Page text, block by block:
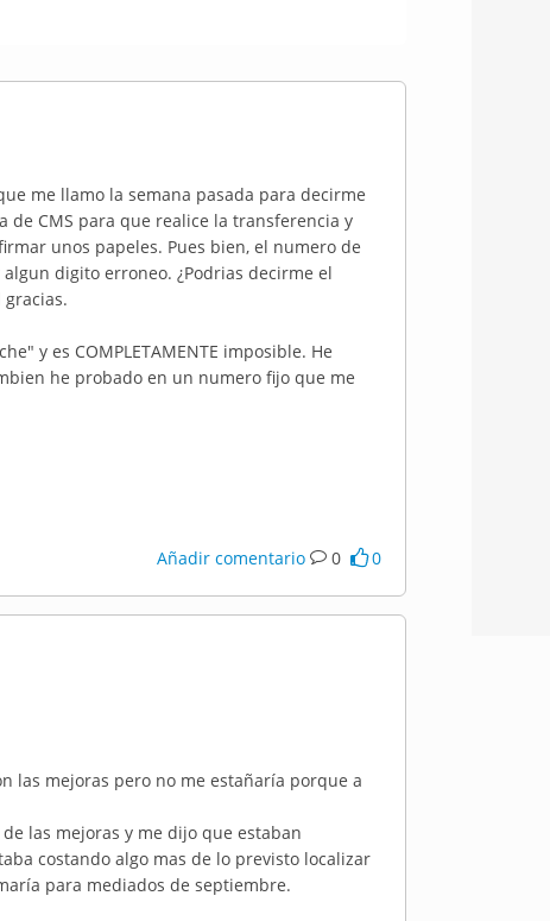
me llamo la semana pasada para decirme
CMS para que realice la transferencia y
unos papeles. Pues bien, el numero de
digito erroneo. ¿Podrias decirme el
gracias.
y es COMPLETAMENTE imposible. He
he probado en un numero fijo que me
Añadir comentario 0 0
las mejoras pero no me estañaría porque a
las mejoras y me dijo que estaban
costando algo mas de lo previsto localizar
para mediados de septiembre.